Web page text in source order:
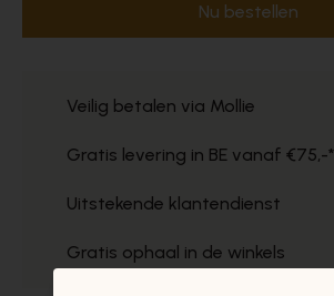
Nu bestellen
Veilig betalen via Mollie
Gratis levering in BE vanaf €75,-*
Uitstekende klantendienst
Gratis ophaal in de winkels